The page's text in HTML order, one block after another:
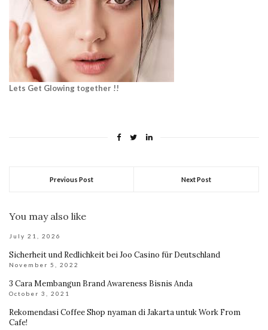
Lets Get Glowing together !!
Previous Post Next Post
You may also like
July 21, 2026
Sicherheit und Redlichkeit bei Joo Casino für Deutschland
November 5, 2022
3 Cara Membangun Brand Awareness Bisnis Anda
October 3, 2021
Rekomendasi Coffee Shop nyaman di Jakarta untuk Work From
Cafe!